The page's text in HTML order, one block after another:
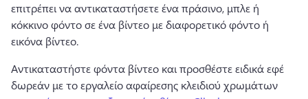
επιτρέπει να αντικαταστήσετε ένα πράσινο, μπλε ή
κόκκινο φόντο σε ένα βίντεο με διαφορετικό φόντο ή
εικόνα βίντεο.
Αντικαταστήστε φόντα βίντεο και προσθέστε ειδικά εφέ
δωρεάν με το εργαλείο αφαίρεσης κλειδιού χρωμάτων